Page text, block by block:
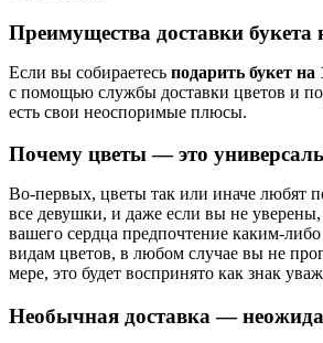
Преимущества доставки букета
Если вы собираетесь подарить букет
с помощью службы доставки цветов и
есть свои неоспоримые плюсы.
Почему цветы — это
Во-первых, цветы так или иначе любят
все девушки, и даже если вы не уверены,
вашего сердца предпочтение каким-
видам цветов, в любом случае вы не
мере, это будет воспринято как знак
Необычная доставка —